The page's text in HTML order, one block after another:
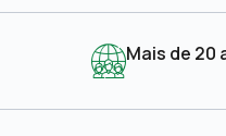
Mais de 20